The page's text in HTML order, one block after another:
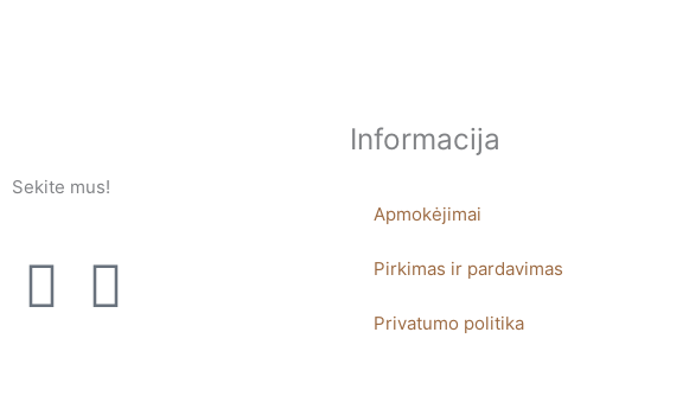
Sekite mus!
F
I
Informacija
Apmokėjimai
Pirkimas ir pardavimas
Privatumo politika